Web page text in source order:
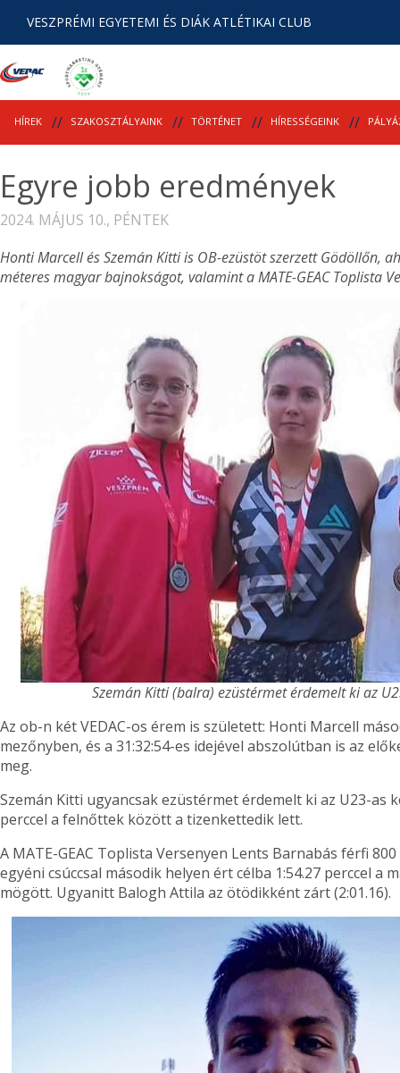
VESZPRÉMI EGYETEMI ÉS DIÁK ATLÉTIKAI CLUB
HÍREK SZAKOSZTÁLYAINK TÖRTÉNET HÍRESSÉGEINK
Egyre jobb eredmények
2024. MÁJUS 10., PÉNTEK
Honti Marcell és Szemán Kitti is OB-ezüstöt szerzett Gödöllőn,
méteres magyar bajnokságot, valamint a MATE-GEAC Toplista
Szemán Kitti (balra) ezüstérmet érdemelt ki az
Az ob-n két VEDAC-os érem is született: Honti Marcell
mezőnyben, és a 31:32:54-es idejével abszolútban is az
meg.
Szemán Kitti ugyancsak ezüstérmet érdemelt ki az U23-as
perccel a felnőttek között a tizenkettedik lett.
A MATE-GEAC Toplista Versenyen Lents Barnabás férfi
egyéni csúccsal második helyen ért célba 1:54.27 perccel a
mögött. Ugyanitt Balogh Attila az ötödikként zárt (2:01.16).